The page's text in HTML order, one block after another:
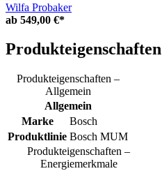
Wilfa Probaker
ab 549,00 €*
Produkteigenschaften
Produkteigenschaften –
Allgemein
Allgemein
Marke
Bosch
Produktlinie Bosch MUM
Produkteigenschaften –
Energiemerkmale